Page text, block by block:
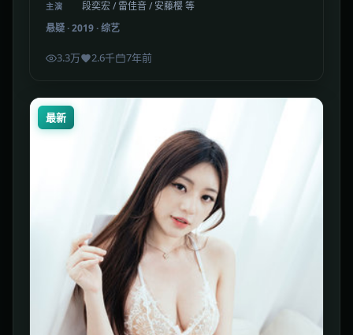
主演
段奕宏 / 雷佳音 / 安藤樱 等
悬疑 ·2019 ·综艺
3.3万 2.6千 7年前
最新